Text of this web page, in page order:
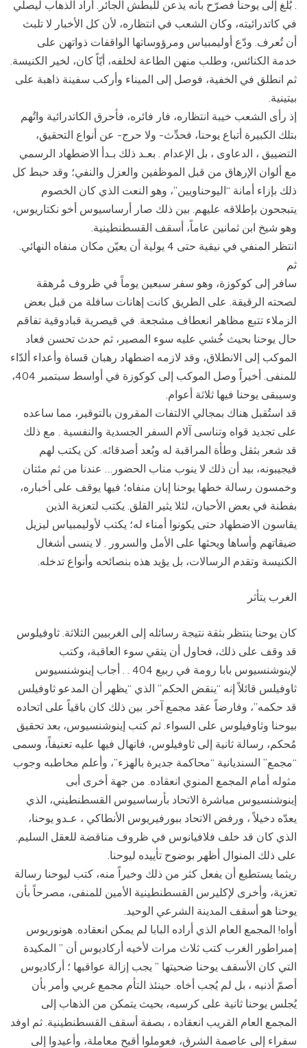
. بُلِّغ إلى يوحنا فصرّح بأنه يذعن للبطش الجائر. أراد الذهاب ليصلي
في كاتدرائيته، وكان الشعب في انتظاره، لأن كل الأخبار لا تلبث
أن تُعرف. ودّع أوليمبياس ومرؤوساتها الواقفات ذواتهن على
خدمة الكنائس، وطلب منهن الطاعة لخلفه، أيّاً كان، لخير الكنيسة.
ثم انطلق في الخفية، فوصل إلى الميناء وأركب سفينة ذاهبة على
بيتينية.
إذ رأى الشعب خيبة انتظاره، فار فائره، فأحرق الكاتدرائية واتُهم
بتلك الكبيرة أتباع يوحنا، فحدِّث- ولا حرج- عن أنواع التحقيق،
التضييق ، الدعاوى ، بل الإعدام . بعـد ذلك بـدأ الاضطهاد الرسمي
مع ألوان الإرهاق من قبل الموظفين والعزل والنفي؛ وقد حبط كل
ذلك بإزاء أمانة “اليوحناويين”، وهو النعت الذي كان الخصوم
يتبجحون بإطلاقه عليهم. بين ذلك صار أرساسيوس أخو نكتاريوس،
وهو شيخ ابن ثمانين عاماً، أسقف القسطنطينية.
انتظر المنفي في نيقية حتى 4 يولية أن يعيّن مكان منفاه النهائي.
ثم
سافر إلى كوكوزة، وهو سفر سبعين يوماً في ظروف مُرهقة
لصحته الرقيقة. على الطريق كانت إهانات سافلة من قبل بعض
الزملاء تتبع مظاهر انعطاف مشجعة. في قيصرية قبادوقية تفاقم
حال يوحنا بحيث خُشي عليه سوء المصير، ثم حدث تحسن فعاد
الموكب إلى الانطلاق، وقد لازمه اضطهاد رهبان قساة وأعداء ألدّاء
للمنفى. أخيراً وصل الموكب إلى كوكوزة في أواسط سبتمبر 404،
وسيبقى يوحنا فيها ثلاثة أعوام.
قد استُقبل هناك بمجالي الالتفات المقرون بالتوقير، مما ساعده
على تجديد قواه وتناسى آلام السفر الجسدية والنفسية . مع ذلك
قد شعر بثقل وطأة المراقبة له وبُعد أصدقائه. كن يكتب لهم
فيجيبونه، بيد أن ذلك لا ينوب مناب الحضور… عندنا من ثم مئتان
وخمسون رسالة خطها يوحنا إبان منفاه؛ فيها يوقف على أخباره،
بفطنة في بعض الأحيان، لئلا يثير القلق. يكتب لتعزية الذين
يقاسون الاضطهاد حتى يكونوا أمناء له؛ يكتب لأوليمبياس ليزيل
ضيقاتهم وأساها ويحثها على الأمل والسرور . لا ينسى أشغال
الكنيسة وتقدم الرسالات، بل يؤيد هذه بنصائحه وأنواع تدخله.
الغرب يتأثر
كان يوحنا ينتظر بثقة نتيجة رسائله إلى الغربيين الثلاثة. ثاوفيلوس
قد وقف على ذلك، فحاول أن يتقي سوء العاقبة، وكتب
لإينوشنسيوس بابا رومة في ربيع 404 . . أجاب إينوشنسيوس
ثاوفيلس قائلاً إنه “ينقض الحكم” الذي “يظهر أن المدعو ثاوفيلس
قد حكمه”، وفارضاً عقد مجمع آخر. بين ذلك كان باقياً على اتحاده
بيوحنا وثاوفيلوس على السواء. ثم كتب إينوشنسيوس، بعد تحقيق
مُحكم، رسالة ثانية إلى ثاوفيلوس، فانهال فيها عليه تعنيفاً، وسمى
“مجمع” السنديانية “محاكمة جديرة بالهزء”، وأعلم مخاطبه وجوب
مثوله أمام المجمع المنوي انعقاده. من جهة أخرى أبى
إينوشنسيوس مباشرة الاتحاد بأرساسيوس القسطنطيني، الذي
يعدّه دخيلاً ، ورفض الاتحاد ببورفيريوس الأنطاكي ، عـدو يوحنا،
الذي كان قد خلف فلافيانوس في ظروف مناقضة للعقل السليم.
على ذلك المنوال أظهر بوضوح تأييده ليوحنا.
ريثما يستطيع أن يفعل كثر من ذلك وخيراً منه، كتب ليوحنا رسالة
تعزية، وأخرى لإكليرس القسطنطينية الأمين للمنفى، مصرحاً بأن
يوحنا هو أسقف المدينة الشرعي الوحيد.
أواه! المجمع العام الذي أراده البابا لم يمكن انعقاده. هونوريوس
إمبراطور الغرب كتب ثلاث مرات لأخيه أركاديوس أن ” المكيدة
التي كان الأسقف يوحنا ضحيتها ” يجب إزالة عواقبها ؛ أركاديوس
أصمّ أذنيه ، بل لم يُجب أخاه. حينئذ التأم مجمع غربي وأمر بأن
يُجلس يوحنا ثانية على كرسيه، بحيث يتمكن من الذهاب إلى
المجمع العام القريب انعقاده ، بصفة أسقف القسطنطينية. ثم اوفد
سفراء إلى عاصمة الشرق، فعوملوا أقبح معاملة، وأعيدوا إلى